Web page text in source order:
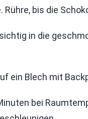
bis die
in die
ein Blech mit
bei